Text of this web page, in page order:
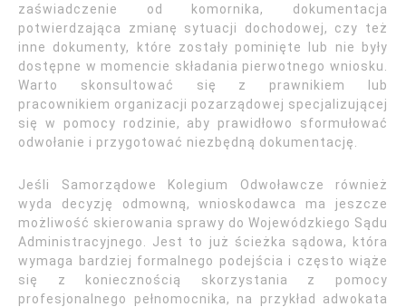
zaświadczenie od komornika, dokumentacja
potwierdzająca zmianę sytuacji dochodowej, czy też
inne dokumenty, które zostały pominięte lub nie były
dostępne w momencie składania pierwotnego wniosku.
Warto skonsultować się z prawnikiem lub
pracownikiem organizacji pozarządowej specjalizującej
się w pomocy rodzinie, aby prawidłowo sformułować
odwołanie i przygotować niezbędną dokumentację.
Jeśli Samorządowe Kolegium Odwoławcze również
wyda decyzję odmowną, wnioskodawca ma jeszcze
możliwość skierowania sprawy do Wojewódzkiego Sądu
Administracyjnego. Jest to już ścieżka sądowa, która
wymaga bardziej formalnego podejścia i często wiąże
się z koniecznością skorzystania z pomocy
profesjonalnego pełnomocnika, na przykład adwokata